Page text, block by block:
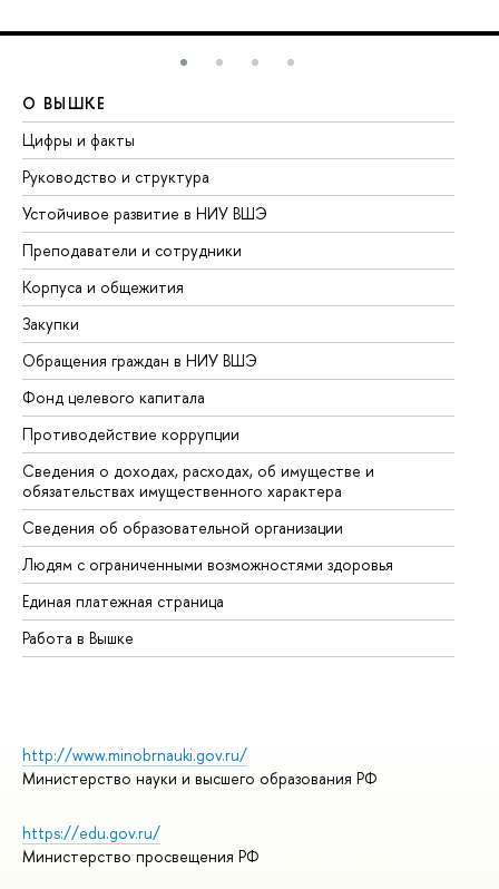
О ВЫШКЕ
Цифры и факты
Руководство и структура
Устойчивое развитие в НИУ ВШЭ
Преподаватели и сотрудники
Корпуса и общежития
Закупки
Обращения граждан в НИУ ВШЭ
Фонд целевого капитала
Противодействие коррупции
Сведения о доходах, расходах, об имуществе и
обязательствах имущественного характера
Сведения об образовательной организации
Людям с ограниченными возможностями здоровья
Единая платежная страница
Работа в Вышке
http://www.minobrnauki.gov.ru/
Министерство науки и высшего образования РФ
https://edu.gov.ru/
Министерство просвещения РФ